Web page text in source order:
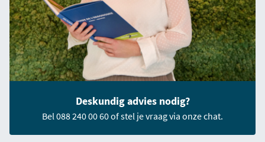
Deskundig advies nodig?
Bel 088 240 00 60 of stel je vraag via onze chat.